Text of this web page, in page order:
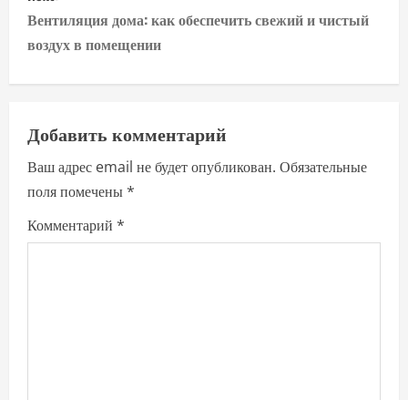
t
n
a
v
i
g
a
Вентиляция дома: как обеспечить свежий и чистый
воздух в помещении
Добавить комментарий
Ваш адрес email не будет опубликован. Обязательные
поля помечены*
Комментарий *